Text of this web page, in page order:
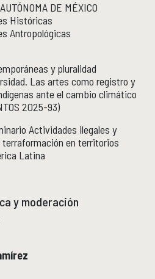
DE MÉXICO
Históricas
Antropológicas
y pluralidad
Las artes como registro y
ante el cambio climático
2025-93)
Actividades ilegales y
en territorios
Latina
y moderación